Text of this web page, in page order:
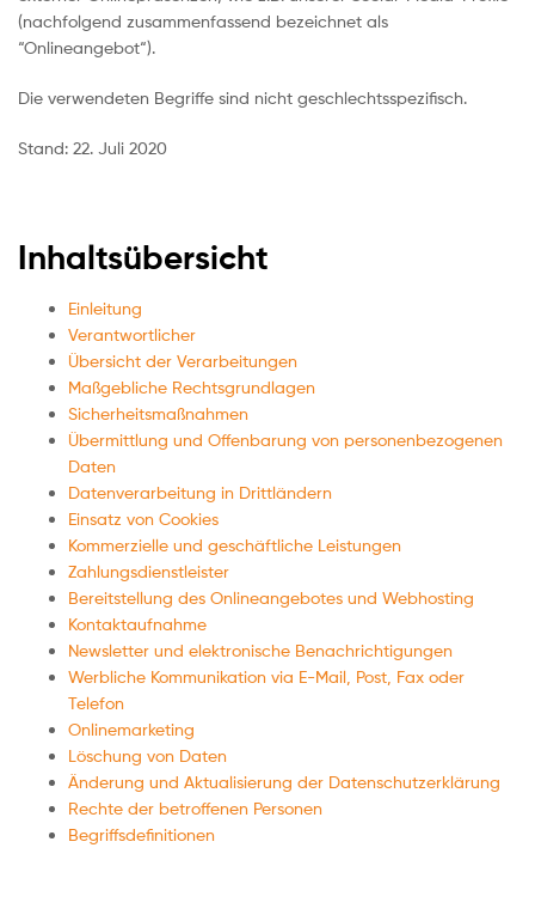
(nachfolgend zusammenfassend bezeichnet als
“Onlineangebot“).
Die verwendeten Begriffe sind nicht geschlechtsspezifisch.
Stand: 22. Juli 2020
Inhaltsübersicht
Einleitung
Verantwortlicher
Übersicht der Verarbeitungen
Maßgebliche Rechtsgrundlagen
Sicherheitsmaßnahmen
Übermittlung und Offenbarung von personenbezogenen
Daten
Datenverarbeitung in Drittländern
Einsatz von Cookies
Kommerzielle und geschäftliche Leistungen
Zahlungsdienstleister
Bereitstellung des Onlineangebotes und Webhosting
Kontaktaufnahme
Newsletter und elektronische Benachrichtigungen
Werbliche Kommunikation via E-Mail, Post, Fax oder
Telefon
Onlinemarketing
Löschung von Daten
Änderung und Aktualisierung der Datenschutzerklärung
Rechte der betroffenen Personen
Begriffsdefinitionen